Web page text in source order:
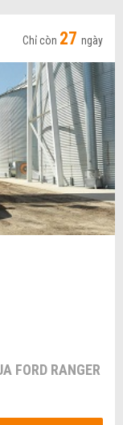
Chỉ còn 27 ngày
FORD RANGER